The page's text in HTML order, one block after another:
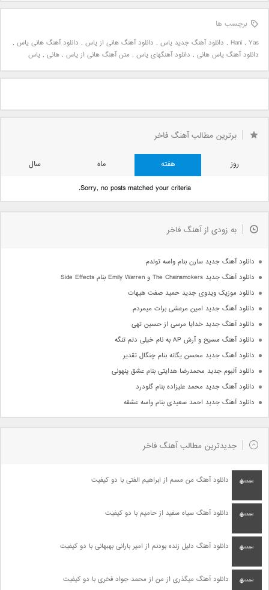
برچسب ها
Hani , Yas
, دانلود آهنگ جدید یاس , دانلود آهنگ هانی از یاس , دانلود آهنگ هانی یاس ,
دانلود آهنگ یاس هانی , دانلود آهنگهای یاس , متن آهنگ هانی از یاس , هانی , یاس
برترین مطالب آهنگ فاخر
روز هفته ماه
سال
Sorry, no posts matched your criteria.
به زودی از آهنگ فاخر
دانلود آهنگ جدید سارن بنام واسه تولدم
دانلود آهنگ جدید The Chainsmokers و Emily Warren بنام Side Effects
دانلود موزیک ویدوی جدید حمید صفت هیهات
دانلود آهنگ جدید امین مرعشی برات میمردم
دانلود آهنگ جدید خدایا مرسی از حسین تهی
دانلود آهنگ مسیح و آرش AP به نام خیلی دلم تنگه
دانلود آهنگ جدید محسن یگانه بنام چنگال تقدیر
دانلود آلبوم جدید محمدرضا هدایتی بنام عشق پنهونی
دانلود آهنگ جدید محمد علیزاده بنام گلودرد
دانلود آهنگ جدید احمد سعیدی بنام واسه عشقه
جدیدترین مطالب آهنگ فاخر
دانلود آهنگ من مسم از ابراهیم الفتی با دو کیفیت
دانلود آهنگ سیاه سفید از حامیم با دو کیفیت
دانلود آهنگ دلیل زنده بودنم از امیر بارانی بهبهانی با دو کیفیت
دانلود آهنگ میگذری از من از محمد جواد فخری با دو کیفیت